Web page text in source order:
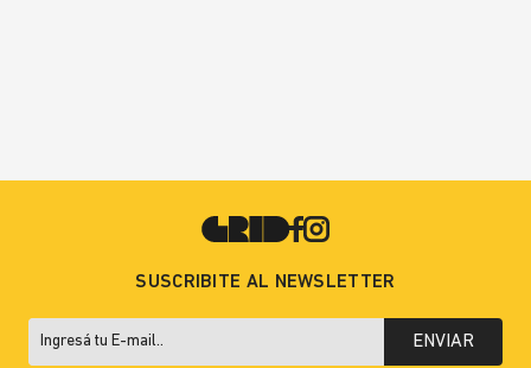
SUSCRIBITE AL NEWSLETTER
ENVIAR